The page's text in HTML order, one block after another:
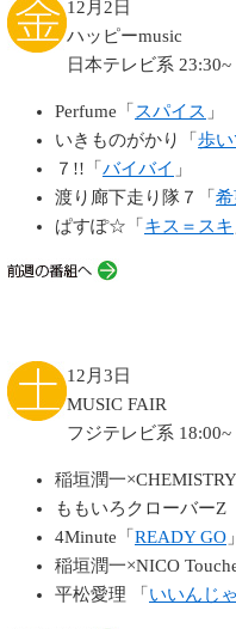
12月2日
ハッピーmusic
日本テレビ系 23:30~
Perfume「 スパイス 」
いきものがかり「 歩い
７!!「 バイバイ 」
渡り廊下走り隊７「
ぱすぽ☆「 キス＝スキ
12月3日
MUSIC FAIR
フジテレビ系 18:00~
稲垣潤一×CHEMISTRY
ももいろクローバーZ
4Minute「 READY GO 」
稲垣潤一×NICO
平松愛理 「 いいんじ